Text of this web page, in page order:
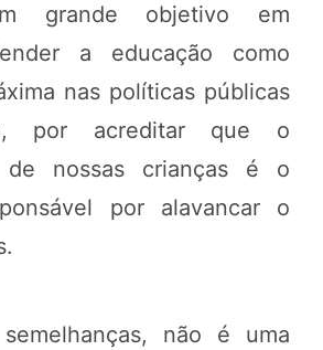
grande objetivo em
a educação como
nas políticas públicas
por acreditar que o
de nossas crianças é o
por alavancar o
não é uma